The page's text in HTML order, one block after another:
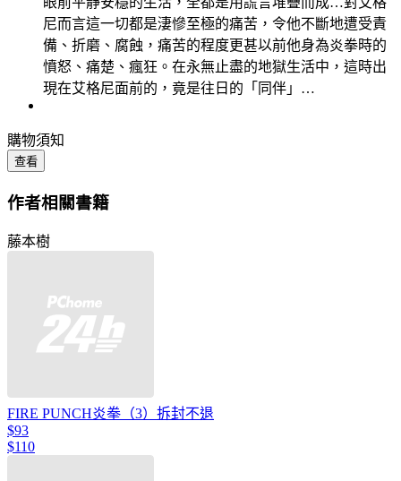
尼而言這一切都是淒慘至極的痛苦，令他不斷地遭受責
備、折磨、腐蝕，痛苦的程度更甚以前他身為炎拳時的
憤怒、痛楚、瘋狂。在永無止盡的地獄生活中，這時出
現在艾格尼面前的，竟是往日的「同伴」…
購物須知
查看
作者相關書籍
藤本樹
FIRE PUNCH炎拳（3）拆封不退
$93
$110